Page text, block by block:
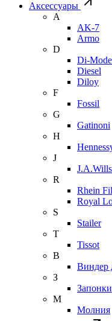
Аксессуары
A
AK-7
Armo
D
Di-
Diesel
Diloy
F
Fossil
G
Gatinoni
H
J
R
Rhein
Royal
S
Stailer
T
Tissot
В
Виндер
З
Запонки
М
Молния